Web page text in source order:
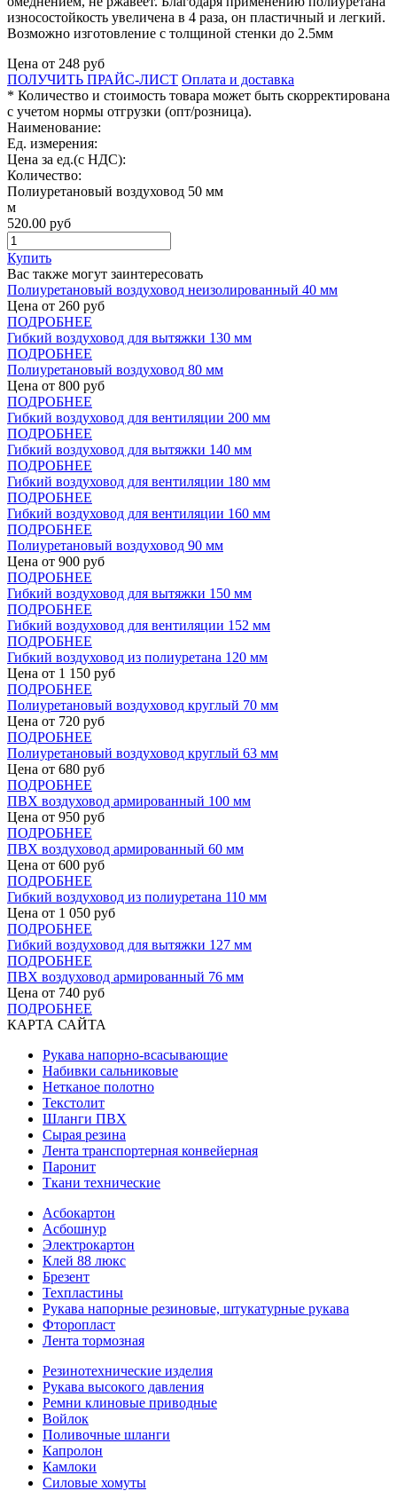
износостойкость увеличена в 4 раза, он пластичный и легкий.
Возможно изготовление с толщиной стенки до 2.5мм
Цена от 248 руб
ПОЛУЧИТЬ ПРАЙС-ЛИСТ Оплата и доставка
* Количество и стоимость товара может быть скорректирована
с учетом нормы отгрузки (опт/розница).
Наименование:
Ед. измерения:
Цена за ед.(с НДС):
Количество:
Полиуретановый воздуховод 50 мм
м
520.00 руб
Купить
Вас также могут заинтересовать
Полиуретановый воздуховод неизолированный 40 мм
Цена от 260 руб
ПОДРОБНЕЕ
Гибкий воздуховод для вытяжки 130 мм
ПОДРОБНЕЕ
Полиуретановый воздуховод 80 мм
Цена от 800 руб
ПОДРОБНЕЕ
Гибкий воздуховод для вентиляции 200 мм
ПОДРОБНЕЕ
Гибкий воздуховод для вытяжки 140 мм
ПОДРОБНЕЕ
Гибкий воздуховод для вентиляции 180 мм
ПОДРОБНЕЕ
Гибкий воздуховод для вентиляции 160 мм
ПОДРОБНЕЕ
Полиуретановый воздуховод 90 мм
Цена от 900 руб
ПОДРОБНЕЕ
Гибкий воздуховод для вытяжки 150 мм
ПОДРОБНЕЕ
Гибкий воздуховод для вентиляции 152 мм
ПОДРОБНЕЕ
Гибкий воздуховод из полиуретана 120 мм
Цена от 1 150 руб
ПОДРОБНЕЕ
Полиуретановый воздуховод круглый 70 мм
Цена от 720 руб
ПОДРОБНЕЕ
Полиуретановый воздуховод круглый 63 мм
Цена от 680 руб
ПОДРОБНЕЕ
ПВХ воздуховод армированный 100 мм
Цена от 950 руб
ПОДРОБНЕЕ
ПВХ воздуховод армированный 60 мм
Цена от 600 руб
ПОДРОБНЕЕ
Гибкий воздуховод из полиуретана 110 мм
Цена от 1 050 руб
ПОДРОБНЕЕ
Гибкий воздуховод для вытяжки 127 мм
ПОДРОБНЕЕ
ПВХ воздуховод армированный 76 мм
Цена от 740 руб
ПОДРОБНЕЕ
КАРТА САЙТА
Рукава напорно-всасывающие
Набивки сальниковые
Нетканое полотно
Текстолит
Шланги ПВХ
Сырая резина
Лента транспортерная конвейерная
Паронит
Ткани технические
Асбокартон
Асбошнур
Электрокартон
Клей 88 люкс
Брезент
Техпластины
Рукава напорные резиновые, штукатурные рукава
Фторопласт
Лента тормозная
Резинотехнические изделия
Рукава высокого давления
Ремни клиновые приводные
Войлок
Поливочные шланги
Капролон
Камлоки
Силовые хомуты